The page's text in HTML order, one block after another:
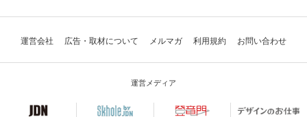
運営会社 広告・取材について メルマガ 利用規約 お問い合わせ
運営メディア